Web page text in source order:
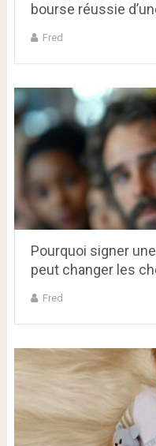
bourse réussie
Fred
Pourquoi signer
peut changer les
Fred